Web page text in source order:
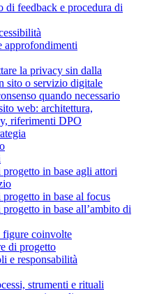
di feedback e procedura di
approfondimenti
la privacy sin dalla
sito o servizio digitale
quando necessario
web: architettura,
riferimenti DPO
in base agli attori
in base al focus
in base all’ambito di
figure coinvolte
di progetto
e responsabilità
strumenti e rituali